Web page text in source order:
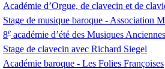
Académie d’Orgue, de clavecin et de
Stage de musique baroque - Association
8e académie d’été des Musiques
Stage de clavecin avec Richard Siegel
Académie baroque - Les Folies Françoises